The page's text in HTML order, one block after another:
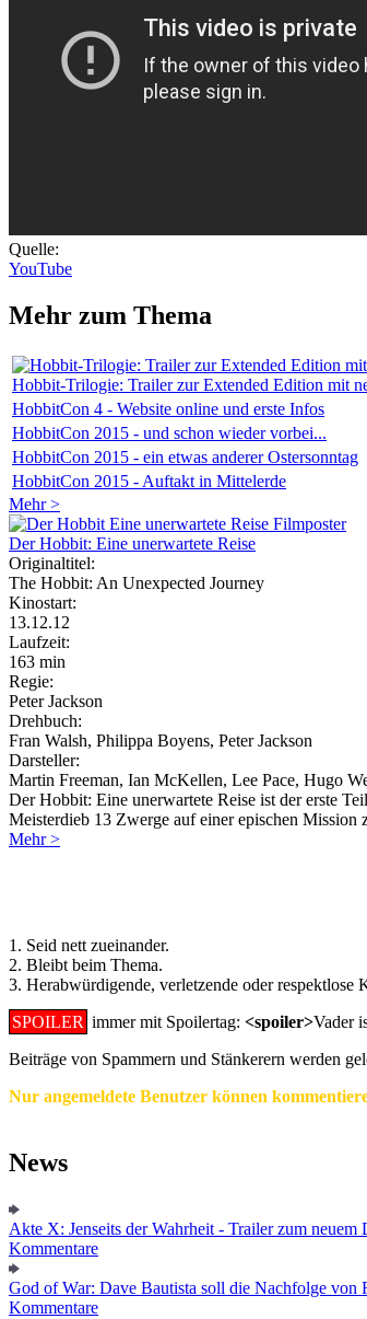
Quelle:
YouTube
Mehr zum Thema
Hobbit-Trilogie: Trailer zur Extended Edition mit
HobbitCon 4 - Website online und erste Infos
HobbitCon 2015 - und schon wieder vorbei...
HobbitCon 2015 - ein etwas anderer Ostersonntag
HobbitCon 2015 - Auftakt in Mittelerde
Mehr >
Der Hobbit: Eine unerwartete Reise
Originaltitel:
The Hobbit: An Unexpected Journey
Kinostart:
13.12.12
Laufzeit:
163 min
Regie:
Peter Jackson
Drehbuch:
Fran Walsh, Philippa Boyens, Peter Jackson
Darsteller:
Martin Freeman, Ian McKellen, Lee Pace, Hugo
Der Hobbit: Eine unerwartete Reise ist der erste
Meisterdieb 13 Zwerge auf einer epischen Mission
Mehr >
1. Seid nett zueinander.
2. Bleibt beim Thema.
3. Herabwürdigende, verletzende oder respektlose
SPOILER immer mit Spoilertag: <spoiler>Vader
Beiträge von Spammern und Stänkerern werden
Nur angemeldete Benutzer können
News
Akte X: Jenseits der Wahrheit - Trailer zum neuem
Kommentare
God of War: Dave Bautista soll die Nachfolge von
Kommentare